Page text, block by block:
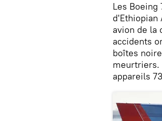
Les
d'Ethiopian
avion de la
accidents
boîtes
meurtriers.
appareils